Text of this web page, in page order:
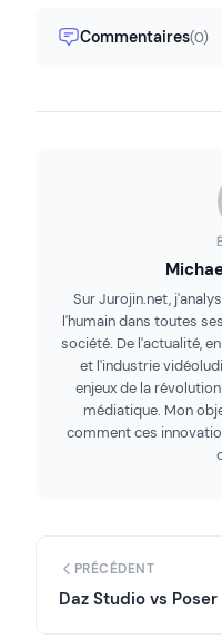
Commentaires(0)
Sur Jurojin.net,
l'humain dans toutes
société. De l'actualité,
et l'industrie
enjeux de la
médiatique. Mon
comment ces
PRÉCÉDENT
Daz Studio vs